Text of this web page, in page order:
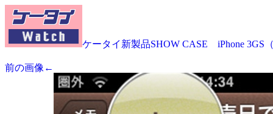
ケータイ新製品SHOW CASE iPhone 3GS
前の画像←